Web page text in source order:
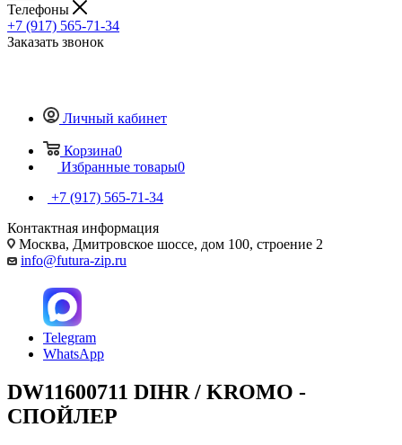
Телефоны
+7 (917) 565-71-34
Заказать звонок
Личный кабинет
Корзина0
Избранные товары0
+7 (917) 565-71-34
Контактная информация
Москва, Дмитровское шоссе, дом 100, строение 2
info@futura-zip.ru
Telegram
WhatsApp
DW11600711 DIHR / KROMO -
СПОЙЛЕР